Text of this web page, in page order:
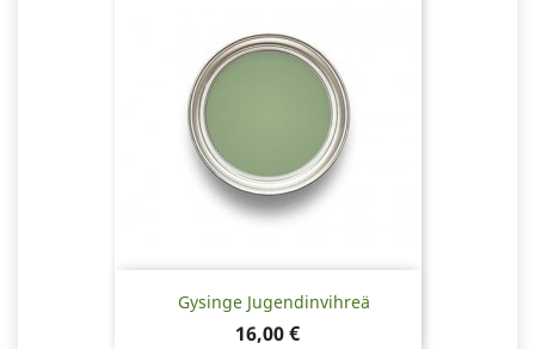
Gysinge Jugendinvihreä
Hinta
16,00 €